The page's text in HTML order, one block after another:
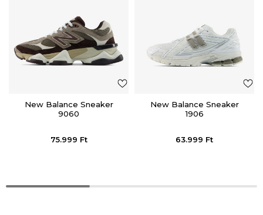
New Balance Sneaker
9060
75.999 Ft
New Balance Sneaker
1906
63.999 Ft